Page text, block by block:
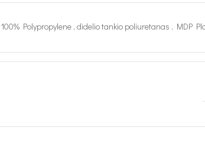
Polypropylene , didelio tankio poliuretanas , MDP